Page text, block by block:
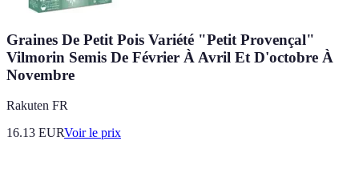
Graines De Petit Pois Variété "Petit Provençal"
Vilmorin Semis De Février À Avril Et D'octobre À
Novembre
Rakuten FR
16.13 EURVoir le prix